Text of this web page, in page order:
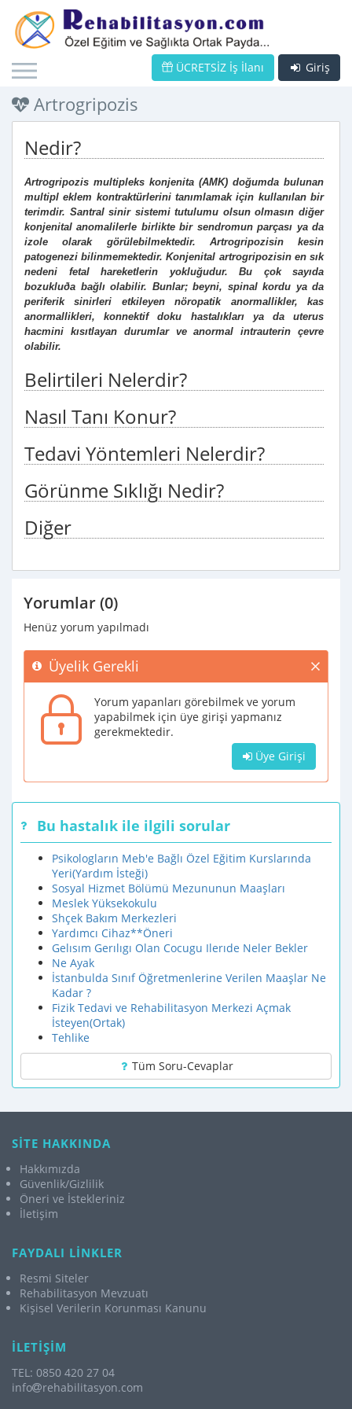
Giriş
ÜCRETSİZ İş İlanı
Artrogripozis
Nedir?
Artrogripozis multipleks konjenita (AMK) doğumda bulunan
multipl eklem kontraktürlerini tanımlamak için kullanılan bir
terimdir. Santral sinir sistemi tutulumu olsun olmasın diğer
konjenital anomalilerle birlikte bir sendromunparçası ya da
izole olarak görülebilmektedir. Artrogripozisin kesin
patogenezi bilinmemektedir. Konjenital artrogripozisin en sık
nedeni fetal hareketlerin yokluğudur. Bu çok sayıda
bozukluða bağlı olabilir. Bunlar; beyni, spinal kordu ya da
periferik sinirleri etkileyen nöropatik anormallikler, kas
anormallikleri, konnektif doku hastalıkları ya da uterus
hacmini kısıtlayan durumlar ve anormal intrauterin çevre
olabilir.
Belirtileri Nelerdir?
Nasıl Tanı Konur?
Tedavi Yöntemleri Nelerdir?
Görünme Sıklığı Nedir?
Diğer
Yorumlar (0)
Henüz yorum yapılmadı
Üyelik Gerekli
Yorum yapanları görebilmek ve yorum
yapabilmek için üye girişi yapmanız
gerekmektedir.
Üye Girişi
Bu hastalık ile ilgili sorular
Psikologların Meb'e Bağlı Özel Eğitim Kurslarında
Yeri(Yardım İsteği)
Sosyal Hizmet Bölümü Mezununun Maaşları
Meslek Yüksekokulu
Shçek Bakım Merkezleri
Yardımcı Cihaz**Öneri
Gelısım Gerılıgı Olan Cocugu Ilerıde Neler Bekler
Ne Ayak
İstanbulda Sınıf Öğretmenlerine Verilen Maaşlar Ne
Kadar ?
Fizik Tedavi ve Rehabilitasyon Merkezi Açmak
İsteyen(Ortak)
Tehlike
Tüm Soru-Cevaplar
SİTE HAKKINDA
Hakkımızda
Güvenlik/Gizlilik
Öneri ve İstekleriniz
İletişim
FAYDALI LİNKLER
Resmi Siteler
Rehabilitasyon Mevzuatı
Kişisel Verilerin Korunması Kanunu
İLETİŞİM
TEL: 0850 420 27 04
info
rehabilitasyon.com